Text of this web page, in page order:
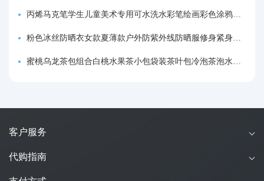
丙烯马克笔学生儿童美术专用可水洗水彩笔绘画彩色涂鸦画笔不透色可叠色防水手绘diy丙烯颜料笔水性填色笔
粉色冰丝防晒衣女款夏薄款户外防紫外线防晒服修身紧身短外套上衣
蜜桃乌龙茶包组合白桃水果茶小包袋装茶叶包冷泡茶泡水喝的东西
客户服务
代购指南